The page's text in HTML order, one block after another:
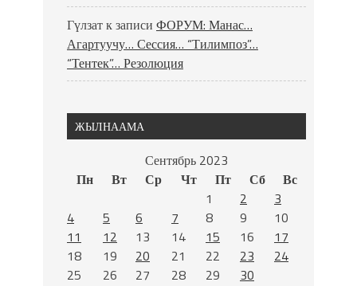
Гүлзатк записи ФОРУМ: Манас…
Агартуучу… Сессия… “Тилимпоз”…
“Тентек”… Резолюция
ЖЫЛНААМА
Сентябрь 2023
Пн
Вт Ср Чт Пт Сб
Вс
1
2
3
4
5 6 7 8 9
10
11
12 13 14 15 16
17
18
19 20 21 22 23
24
25
26 27 28 29
30